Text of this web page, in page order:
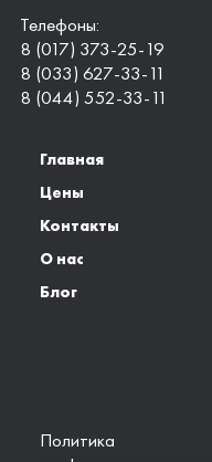
Телефоны:
8 (017) 373-25-19
8 (033) 627-33-11
8 (044) 552-33-11
Главная
Цены
Контакты
О нас
Блог
Политика